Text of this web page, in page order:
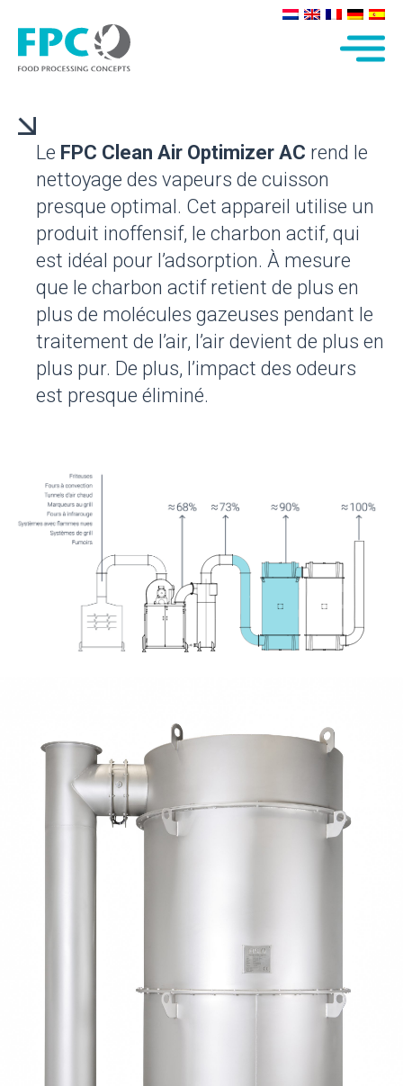
Le FPC Clean Air Optimizer AC rend le
nettoyage des vapeurs de cuisson
presque optimal. Cet appareil utilise un
produit inoffensif, le charbon actif, qui
est idéal pour l’adsorption. À mesure
que le charbon actif retient de plus en
plus de molécules gazeuses pendant le
traitement de l’air, l’air devient de plus en
plus pur. De plus, l’impact des odeurs
est presque éliminé.